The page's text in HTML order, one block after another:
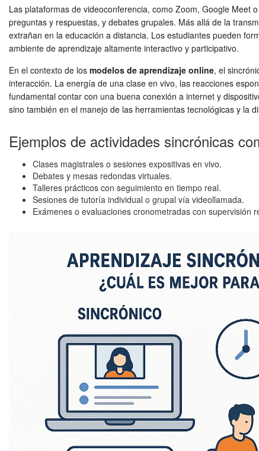
Las plataformas de videoconferencia, como Zoom, Google Meet
preguntas y respuestas, y debates grupales. Más allá de la
extrañan en la educación a distancia. Los estudiantes pueden
ambiente de aprendizaje altamente interactivo y participativo.
En el contexto de los modelos de aprendizaje online, el
interacción. La energía de una clase en vivo, las reacciones
fundamental contar con una buena conexión a internet y
sino también en el manejo de las herramientas tecnológicas y la
Ejemplos de actividades sincrónicas
Clases magistrales o sesiones expositivas en vivo.
Debates y mesas redondas virtuales.
Talleres prácticos con seguimiento en tiempo real.
Sesiones de tutoría individual o grupal vía videollamada.
Exámenes o evaluaciones cronometradas con supervisión